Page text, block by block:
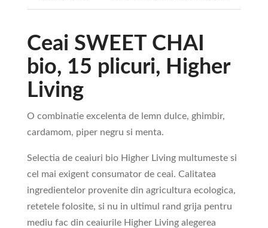
Ceai SWEET CHAI
bio, 15 plicuri, Higher
Living
O combinatie excelenta de lemn dulce, ghimbir,
cardamom, piper negru si menta.
Selectia de ceaiuri bio Higher Living multumeste si
cel mai exigent consumator de ceai. Calitatea
ingredientelor provenite din agricultura ecologica,
retetele folosite, si nu in ultimul rand grija pentru
mediu fac din ceaiurile Higher Living alegerea